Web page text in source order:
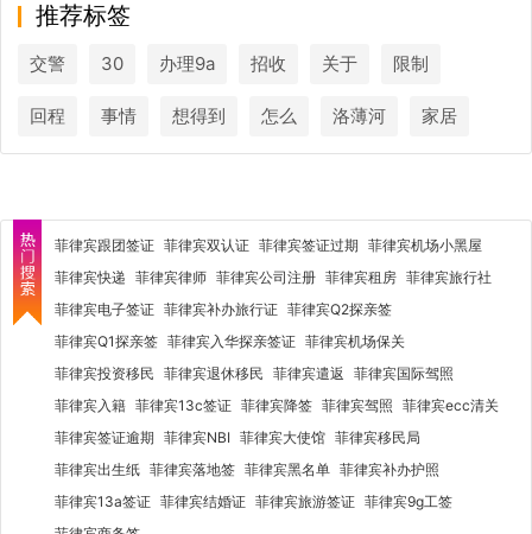
推荐标签
交警 30 办理9a 招收 关于 限制
回程 事情 想得到 怎么 洛薄河 家居
菲律宾跟团签证 菲律宾双认证 菲律宾签证过期 菲律宾机场小黑屋
菲律宾快递 菲律宾律师 菲律宾公司注册 菲律宾租房 菲律宾旅行社
菲律宾电子签证 菲律宾补办旅行证 菲律宾Q2探亲签
菲律宾Q1探亲签 菲律宾入华探亲签证 菲律宾机场保关
菲律宾投资移民 菲律宾退休移民 菲律宾遣返 菲律宾国际驾照
菲律宾入籍 菲律宾13c签证 菲律宾降签 菲律宾驾照 菲律宾ecc清关
菲律宾签证逾期 菲律宾NBI 菲律宾大使馆 菲律宾移民局
菲律宾出生纸 菲律宾落地签 菲律宾黑名单 菲律宾补办护照
菲律宾13a签证 菲律宾结婚证 菲律宾旅游签证 菲律宾9g工签